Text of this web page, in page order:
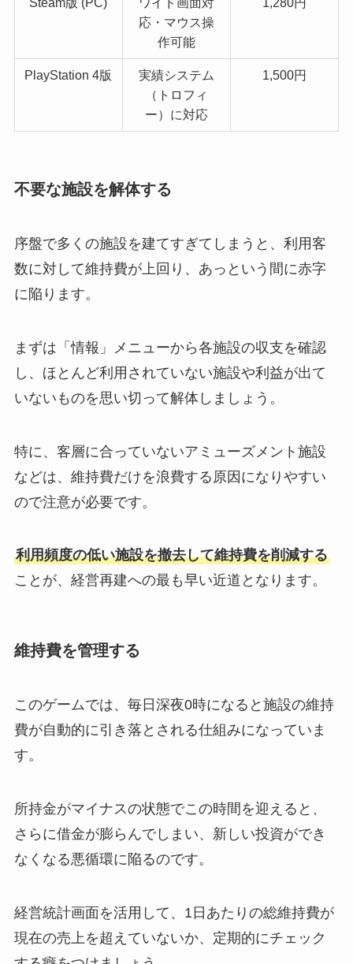
応・マウス操
作可能
PlayStation 4版
実績システム
（トロフィ
ー）に対応
1,500円
不要な施設を解体する
序盤で多くの施設を建てすぎてしまうと、利用客
数に対して維持費が上回り、あっという間に赤字
に陥ります。
まずは「情報」メニューから各施設の収支を確認
し、ほとんど利用されていない施設や利益が出て
いないものを思い切って解体しましょう。
特に、客層に合っていないアミューズメント施設
などは、維持費だけを浪費する原因になりやすい
ので注意が必要です。
利用頻度の低い施設を撤去して維持費を削減する
ことが、経営再建への最も早い近道となります。
維持費を管理する
このゲームでは、毎日深夜0時になると施設の維持
費が自動的に引き落とされる仕組みになっていま
す。
所持金がマイナスの状態でこの時間を迎えると、
さらに借金が膨らんでしまい、新しい投資ができ
なくなる悪循環に陥るのです。
経営統計画面を活用して、1日あたりの総維持費が
現在の売上を超えていないか、定期的にチェック